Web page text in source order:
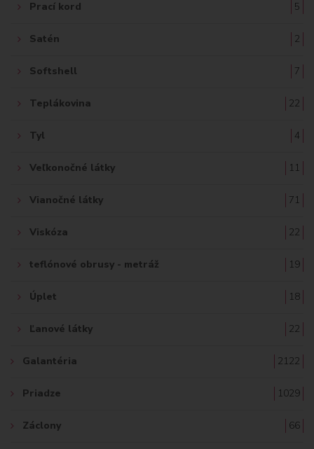
Prací kord 5
Satén 2
Softshell 7
Teplákovina 22
Tyl 4
Veľkonočné látky 11
Vianočné látky 71
Viskóza 22
teflónové obrusy - metráž 19
Úplet 18
Ľanové látky 22
Galantéria 2122
Priadze 1029
Záclony 66